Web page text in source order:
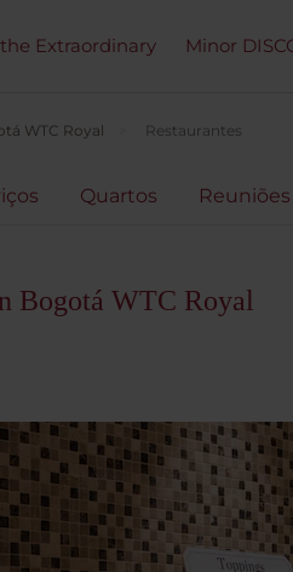
Extraordinary Minor
WTC Royal Restaurantes
Quartos
Bogotá WTC Royal